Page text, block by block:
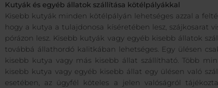
Kutyák és egyéb állatok szállítása kötélpályákkal
Kisebb kutyák minden kötélpályán lehetséges azzal a
hogy a kutya a tulajdonosa kíséretében lesz, szájkosarat
pórázon lesz. Kisebb kutyák vagy egyéb kisebb állatok
továbbá állathordó kalitkában lehetséges. Egy ülésen
kisebb kutya vagy más kisebb állat szállítható. Több
kisebb kutya vagy egyéb kisebb állat egy ülésen való
esetében, az ügyfél köteles a jelen valóságról